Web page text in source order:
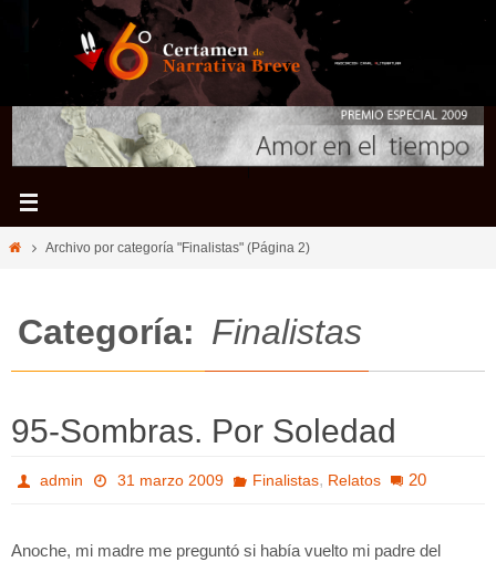
InicioArchivo por categoría "Finalistas" (Página 2)
Categoría: Finalistas
95-Sombras. Por Soledad
admin 31 marzo 2009 Finalistas, Relatos 20
Anoche, mi madre me preguntó si había vuelto mi padre del